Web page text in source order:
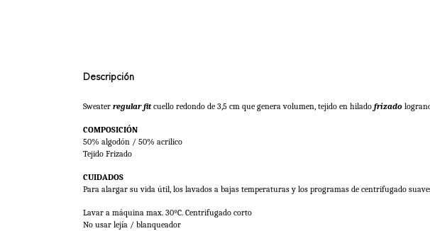
Descripción
Sweater regular fit cuello redondo de 3,5 cm que genera volumen, tejido en hilado frizado
COMPOSICIÓN
50% algodón / 50% acrilico
Tejido Frizado
CUIDADOS
Para alargar su vida útil, los lavados a bajas temperaturas y los programas de centrifugado
Lavar a máquina max. 30ºC. Centrifugado corto
No usar lejía / blanqueador